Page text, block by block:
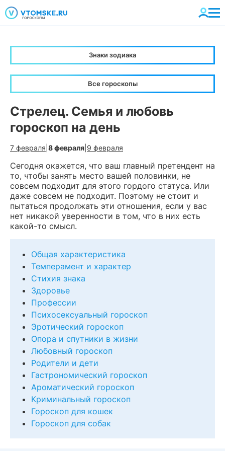
Знаки зодиака
Стрелец. Семья и любовь
гороскоп на день
7 февраля 8 февраля 9 февраля
Сегодня окажется, что ваш главный претендент на
то, чтобы занять место вашей половинки, не
совсем подходит для этого гордого статуса. Или
даже совсем не подходит. Поэтому не стоит и
пытаться продолжать эти отношения, если у вас
нет никакой уверенности в том, что в них есть
какой-то смысл.
Общая характеристика
Темперамент и характер
Стихия знака
Здоровье
Профессии
Психосексуальный гороскоп
Эротический гороскоп
Опора и спутники в жизни
Любовный гороскоп
Родители и дети
Гастрономический гороскоп
Ароматический гороскоп
Криминальный гороскоп
Гороскоп для кошек
Гороскоп для собак
Все гороскопы